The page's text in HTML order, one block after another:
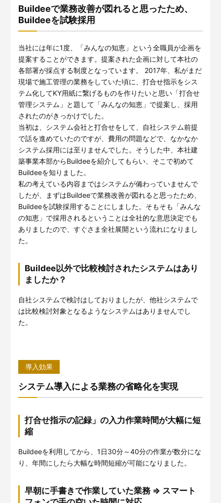
Buildeeで業務改善が図れると思ったため、
Buildeeを試験採用
当社には年に1度、「みんなの知恵」という全職員が企画を
提案することができます。提案された企画に対して本社の
各部署が採点する制度となっています。 2017年、私がまだ
現場で施工管理の業務をしていた頃に、打合せ指示をシス
テム化してKY用紙に繋げるものを作りたいと思い「打合せ
管理システム」と題して「みんなの知恵」で提案し、採用
されたのがきっかけでした。
当初は、システム会社と打合せをして、自社システム前提
で話を進めていたのですが、費用の問題などで、なかなか
システム採用には至りませんでした。そうした中、本社建
築事業本部からBuildeeを紹介してもらい、そこで初めて
Buildeeを知りました。
私の考えている内容まではシステムが備わっていませんで
したが、まずはBuildeeで業務改善が図れると思ったため、
Buildeeを試験採用することにしました。そもそも「みんな
の知恵」で採用されるということは全社的な意思決定でも
ありましたので、すぐさま全社展開という流れになりまし
た。
Buildee以外で比較検討されたシステムはあり
ましたか？
自社システムで検討はしておりましたが、他社システムで
は比較検討対象となるようなシステムはありませんでし
た。
導入効果
システム導入による業務の省略化を実現
打合せ指示の記録」の入力作業時間が大幅に短
縮
Buildeeを利用してから、1日30分～40分の作業が数分にな
り、年間にしたら大幅な時間短縮が可能になりました。
早朝に手書きで作業していた業務 ⇒ スマート